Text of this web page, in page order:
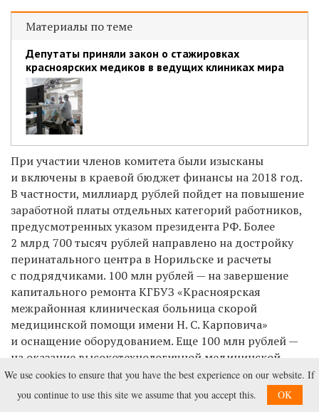
Материалы по теме
Депутаты приняли закон о стажировках
красноярских медиков в ведущих клиниках мира
При участии членов комитета были изысканы
и включены в краевой бюджет финансы на 2018 год.
В частности, миллиард рублей пойдет на повышение
заработной платы отдельных категорий работников,
предусмотренных указом президента РФ. Более
2 млрд 700 тысяч рублей направлено на достройку
перинатального центра в Норильске и расчеты
с подрядчиками. 100 млн рублей — на завершение
капитального ремонта КГБУЗ «Красноярская
межрайонная клиническая больница скорой
медицинской помощи имени Н. С. Карповича»
и оснащение оборудованием. Еще 100 млн рублей —
на оказание высокотехнологичной медицинской
помощи гражданам РФ, не включенной в базовую
программу обязательного медстрахования.
We use cookies to ensure that you have the best experience on our website. If
you continue to use this site we assume that you accept this.
OK